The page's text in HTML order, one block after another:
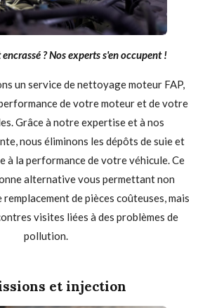
? Nos experts s'en occupent !
un service de nettoyage moteur FAP,
de votre moteur et de votre
Grâce à notre expertise et à nos
nous éliminons les dépôts de suie et
à la performance de votre véhicule. Ce
alternative vous permettant non
de pièces coûteuses, mais
visites liées à des problèmes de
pollution.
et injection